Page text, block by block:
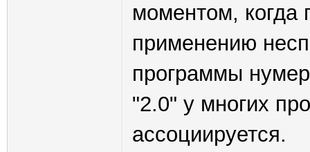
моментом, когда
применению
программы
"2.0" у многих
ассоциируется.